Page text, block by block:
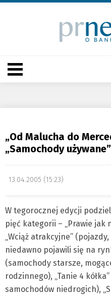
„Od Malucha do
„Samochody
13.04.2005 (15:23)
W tegorocznej edycji
pięć kategorii – „Prawie jak
„Wciąż atrakcyjne”
niedawno pojawili się na
(samochody starsze,
rodzinnego), „Tanie 4
samochodów niedrogich),